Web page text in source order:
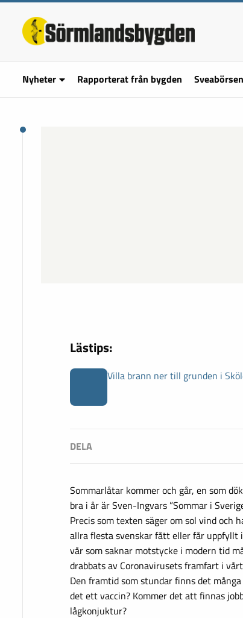
Nyheter Rapporterat från bygden Sveabörsen
Lästips:
Villa brann ner till grunden i
Sommarlåtar kommer och går, en som
bra i år är Sven-Ingvars ”Sommar i
Precis som texten säger om sol vind och
allra flesta svenskar fått eller får uppfyllt
vår som saknar motstycke i modern tid
drabbats av Coronavirusets framfart i
Den framtid som stundar finns det
det ett vaccin? Kommer det att finnas
lågkonjuktur?